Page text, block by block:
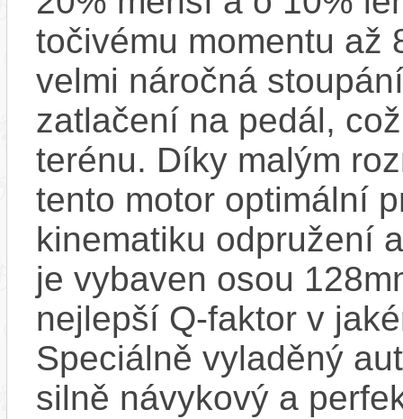
točivému momentu až
velmi náročná
zatlačení na pedál,
terénu. Díky malým
tento motor optimální
kinematiku odpružení
je vybaven osou
nejlepší Q-faktor v
Speciálně vyladěný
silně návykový a